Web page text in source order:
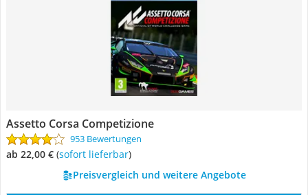
Assetto Corsa Competizione
953 Bewertungen
ab 22,00 € ( Sofort lieferbar)
Preisvergleich und weitere Angebote